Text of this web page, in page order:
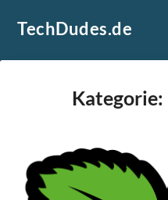
TechDudes.de
Kategorie: